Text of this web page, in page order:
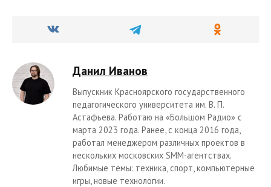
Данил Иванов
Выпускник Красноярского государственного
педагогического университета им. В. П.
Астафьева. Работаю на «Большом Радио» с
марта 2023 года. Ранее, с конца 2016 года,
работал менеджером различных проектов в
нескольких московских SMM-агентствах.
Любимые темы: техника, спорт, компьютерные
игры, новые технологии.